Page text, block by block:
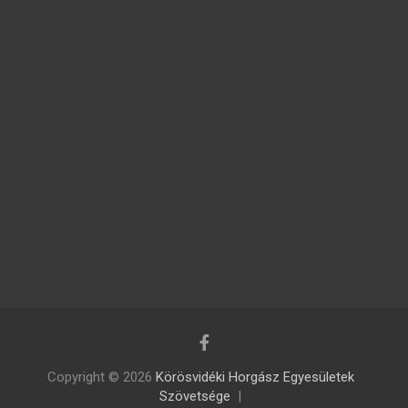
Copyright © 2026 Körösvidéki Horgász Egyesületek
Szövetsége